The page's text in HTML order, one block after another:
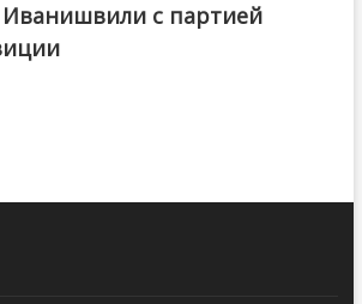
Иванишвили с партией